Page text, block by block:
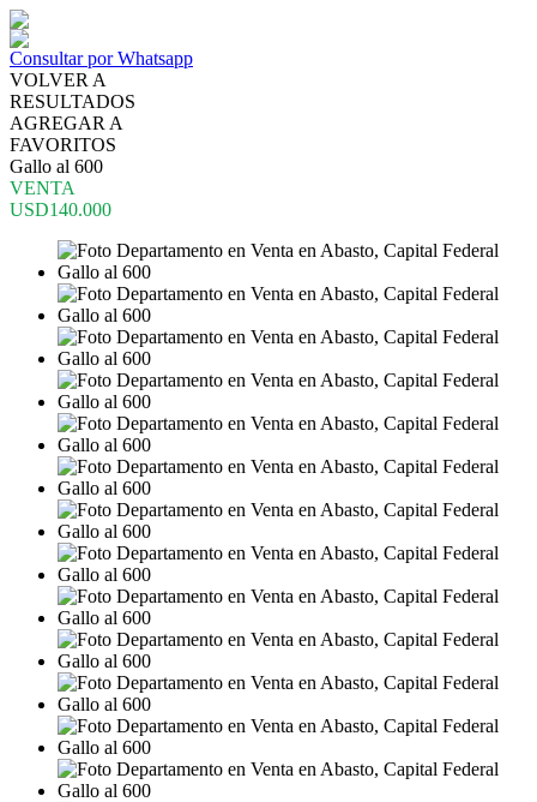
Consultar por Whatsapp
VOLVER A
RESULTADOS
AGREGAR A
FAVORITOS
Gallo al 600
VENTA
USD140.000